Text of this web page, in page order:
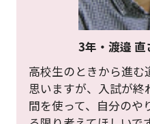
3年・渡邉 直
高校生のときから進む
思いますが、入試が終
間を使って、自分のや